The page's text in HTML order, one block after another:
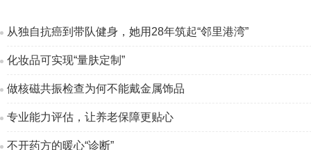
从独自抗癌到带队健身，她用28年筑起“邻里港湾”
化妆品可实现“量肤定制”
做核磁共振检查为何不能戴金属饰品
专业能力评估，让养老保障更贴心
不开药方的暖心“诊断”